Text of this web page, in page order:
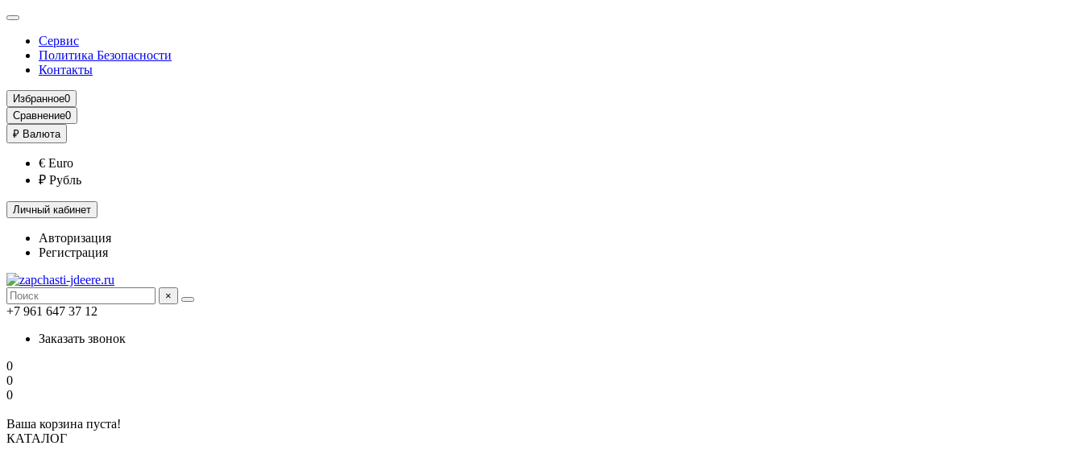
Сервис
Политика Безопасности
Контакты
Избранное0
Сравнение0
₽ Валюта
€ Euro
₽ Рубль
Личный кабинет
Авторизация
Регистрация
×
+7 961 647 37 12
Заказать звонок
0
0
0
Ваша корзина пуста!
КАТАЛОГ